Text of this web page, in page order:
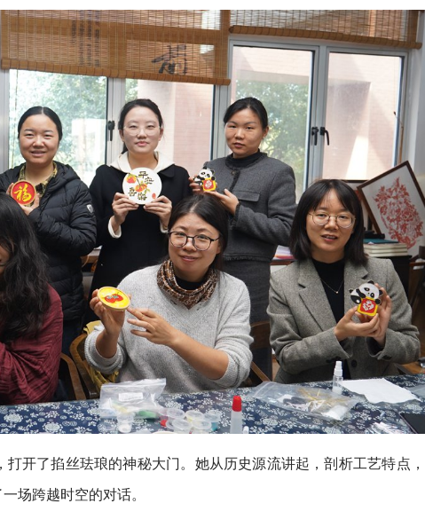
开了掐丝珐琅的神秘大门。她从历史源流讲起，剖析工艺特点
场跨越时空的对话。